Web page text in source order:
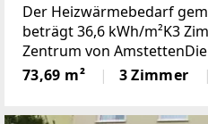
Der Heizwärmebedarf
beträgt 36,6 kWh/m²K3
Zentrum von
1. OG mit 73,69 m²
folgenden
73,69 m² 3 Zimmer